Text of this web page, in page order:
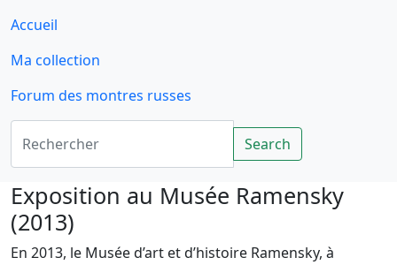
Accueil
Ma collection
Forum des montres russes
Rechercher
Search
Exposition au Musée Ramensky
(2013)
En 2013, le Musée d’art et d’histoire Ramensky, à